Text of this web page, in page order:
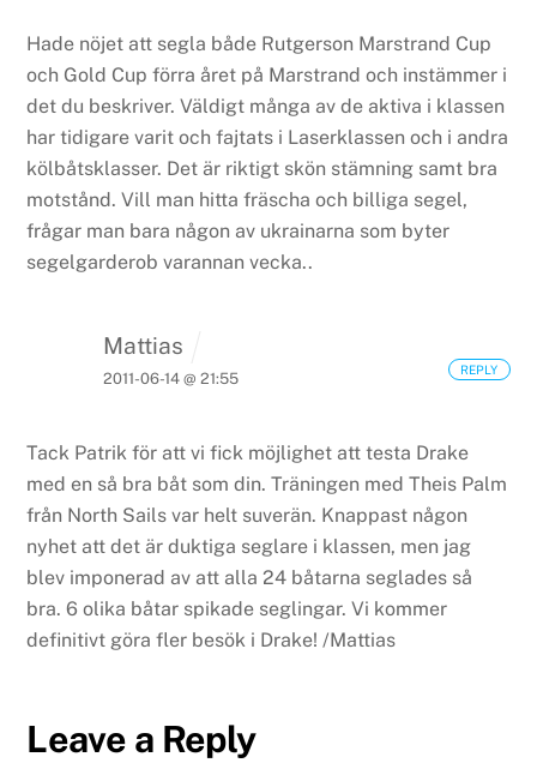
Hade nöjet att segla både Rutgerson Marstrand Cup
och Gold Cup förra året på Marstrand och instämmer i
det du beskriver. Väldigt många av de aktiva i klassen
har tidigare varit och fajtats i Laserklassen och i andra
kölbåtsklasser. Det är riktigt skön stämning samt bra
motstånd. Vill man hitta fräscha och billiga segel,
frågar man bara någon av ukrainarna som byter
segelgarderob varannan vecka..
Mattias
2011-06-14 @ 21:55
Tack Patrik för att vi fick möjlighet att testa Drake
med en så bra båt som din. Träningen med Theis Palm
från North Sails var helt suverän. Knappast någon
nyhet att det är duktiga seglare i klassen, men jag
blev imponerad av att alla 24 båtarna seglades så
bra. 6 olika båtar spikade seglingar. Vi kommer
definitivt göra fler besök i Drake! /Mattias
REPLY
Leave a Reply